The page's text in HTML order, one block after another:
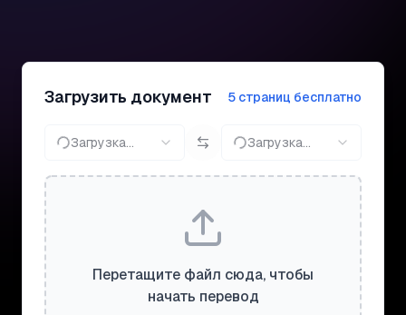
Загрузить документ 5 страниц бесплатно
Загрузка... Загрузка...
Перетащите файл сюда, чтобы
начать перевод